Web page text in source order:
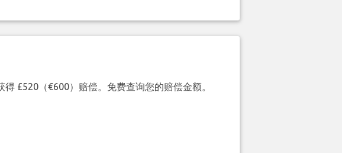
£520（€600）赔偿。免费查询您的赔偿金额。